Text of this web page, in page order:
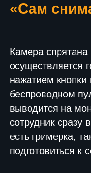
«Сам
Камера
осуществляется
нажатием кнопки
беспроводном
выводится на
сотрудник сразу
есть гримерка,
подготовиться к